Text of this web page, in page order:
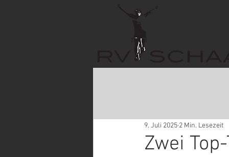
Zwei
9. Juli 2025 2 Min. Lesezeit